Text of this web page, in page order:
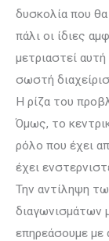
δυσκολία που
πάλι οι ίδιες
μετριαστεί
σωστή
Η ρίζα του
Όμως, το
ρόλο που έχει
έχει
Την αντίληψη
διαγωνισμάτων
επηρεάσουμε με